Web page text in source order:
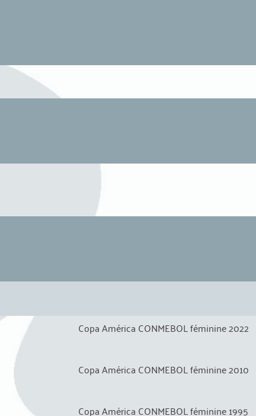
Copa América CONMEBOL féminine 2022
Copa América CONMEBOL féminine 2010
Copa América CONMEBOL féminine 1995